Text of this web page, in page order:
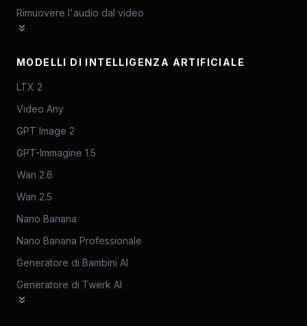
Rimuovere l'audio dal video
MODELLI DI INTELLIGENZA ARTIFICIALE
LTX 2
Video Any
GPT Image 2
GPT-Immagine 1.5
Wan 2.6
Wan 2.5
Nano Banana
Nano Banana Professionale
Generatore di Bambini AI
Generatore di Twerk AI